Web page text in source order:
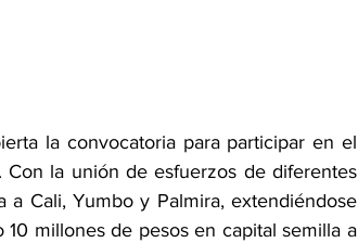
la convocatoria para participar en el
la unión de esfuerzos de diferentes
a Cali, Yumbo y Palmira, extendiéndose
millones de pesos en capital semilla a